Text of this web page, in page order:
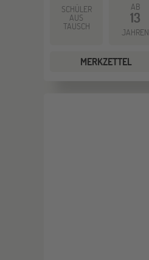
SCHÜLER
AUS
TAUSCH
AB
13
JAHREN
MERKZETTEL